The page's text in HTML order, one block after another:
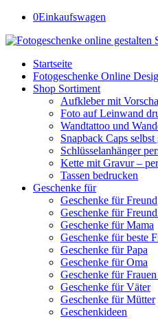
0Einkaufswagen
Startseite
Fotogeschenke Online
Shop Sortiment
Aufkleber mit
Foto auf Leinwand
Wandtattoo und
Snapback Caps selbst
Schlüsselanhänger
Kette mit Gravur –
Tassen bedrucken
Geschenke für
Geschenke für Freund
Geschenke für
Geschenke für Mama
Geschenke für beste
Geschenke für Papa
Geschenke für Oma
Geschenke für
Geschenke für Väter
Geschenke für Mütter
Geschenkideen